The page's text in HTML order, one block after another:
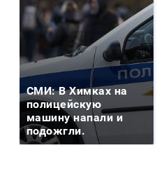
СМИ: В Химках на
полицейскую
машину напали и
подожгли.